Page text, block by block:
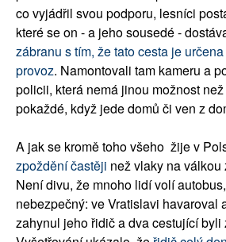
co vyjádřil svou podporu, lesníci
které se on - a jeho sousedé -
zábranu s tím, že tato cesta je
provoz. Namontovali tam kameru a
policii, která nemá jinou možnost
pokaždé, když jede domů či ven z
A jak se kromě toho všeho žije v
zpoždění častěji než vlaky na
Není divu, že mnoho lidí volí
nebezpečný: ve Vratislavi havaroval
zahynul jeho řidič a dva cestující byli